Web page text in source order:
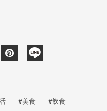
#美食 #飲食